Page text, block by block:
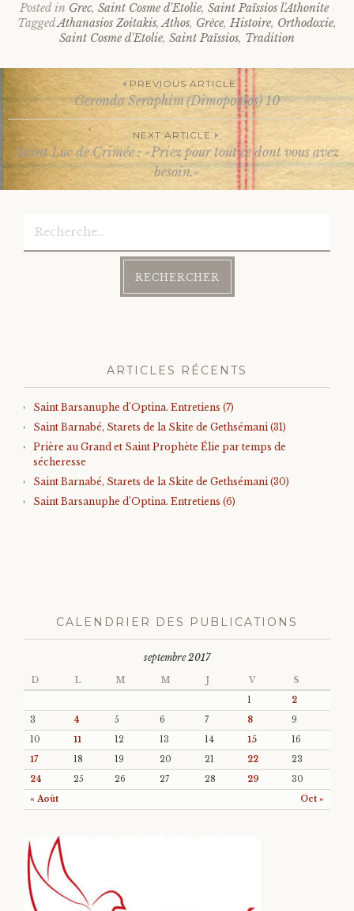
Posted in Grec, Saint Cosme d'Etolie, Saint Païssios l'Athonite
TaggedAthanasios Zoitakis,Athos, Grèce,Histoire, Orthodoxie,
Saint Cosme d'Etolie, Saint Païssios, Tradition
Post
navigation
PREVIOUS ARTICLE
Geronda Seraphim (Dimopoulos) 10
NEXT ARTICLE
Saint Luc de Crimée : «Priez pour tout ce dont vous avez
besoin.»
ARTICLES RÉCENTS
Saint Barsanuphe d’Optina. Entretiens (7)
Saint Barnabé, Starets de la Skite de Gethsémani (31)
Prière au Grand et Saint Prophète Élie par temps de
sécheresse
Saint Barnabé, Starets de la Skite de Gethsémani (30)
Saint Barsanuphe d’Optina. Entretiens (6)
CALENDRIER DES PUBLICATIONS
septembre 2017
D L M M J V S
« Août Oct »
1
2
3
4 5 6 7 8
9
10
11 12 13 14 15
16
17
18 19 20 21 22
23
24
25 26 27 28 29 30